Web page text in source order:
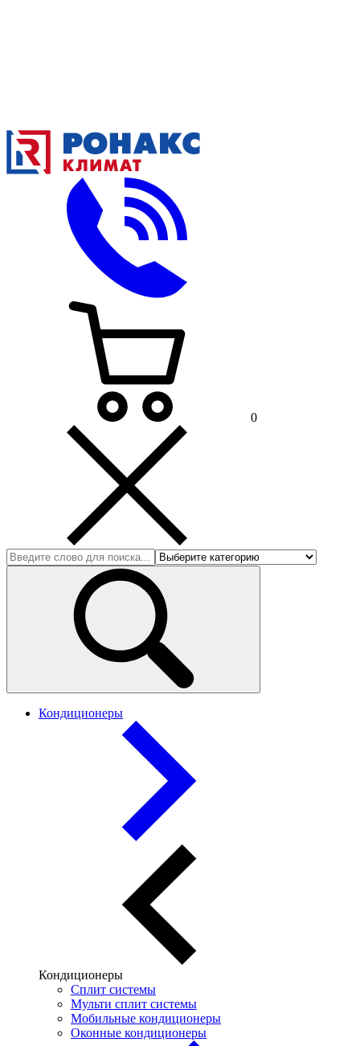
0
Кондиционеры
Кондиционеры
Сплит системы
Мульти сплит системы
Мобильные кондиционеры
Оконные кондиционеры